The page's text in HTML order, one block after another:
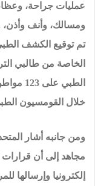
عمليات جراحة،
ومسالك، وأنف وأذن،
الخاصة من طالبي
الطبي
خلال القومسيون
ومن جانبه أشار
مجاهد إلى أن قرارات
إلكترونيا وإرسالها